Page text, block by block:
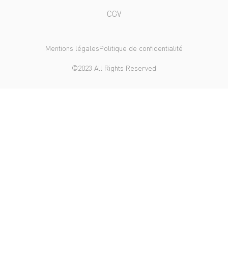
CGV
Mentions légalesPolitique de confidentialité
©2023 All Rights Reserved